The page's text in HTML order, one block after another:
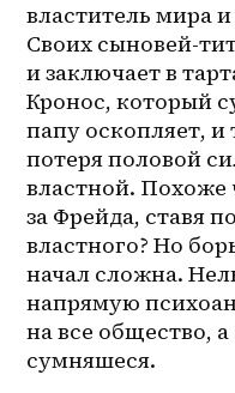
властитель мира
Своих сыновей-
и заключает в
Кронос, который
папу оскопляет, и
потеря половой
властной. Похоже
за Фрейда, ставя
властного? Но
начал сложна.
напрямую
на все общество,
сумняшеся.